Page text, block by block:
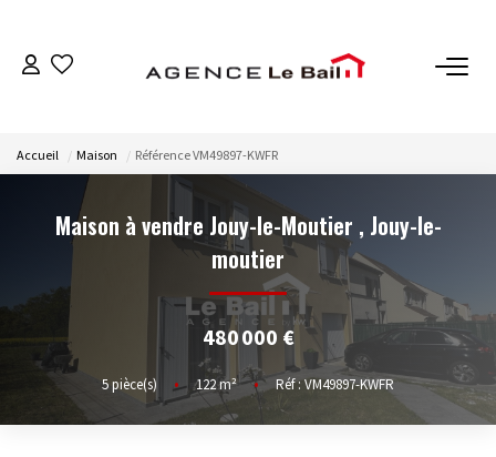
ESTIMATION
LOCATIONS
GESTION
Espace Propriétaire
Espace Locataire
Accueil Maison Référence VM49897-KWFR
Maison à vendre Jouy-le-Moutier , Jouy-le-
moutier
480 000 €
5pièce(s) • 122m² • Réf : VM49897-KWFR